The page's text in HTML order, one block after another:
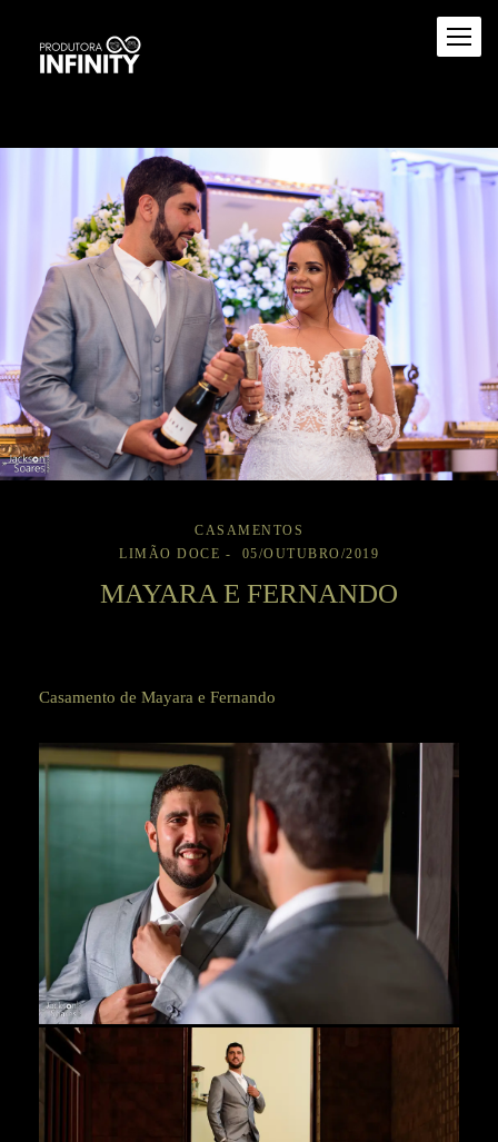
CASAMENTOS
LIMÃO DOCE
05/OUTUBRO/2019
MAYARA E FERNANDO
Casamento de Mayara e Fernando